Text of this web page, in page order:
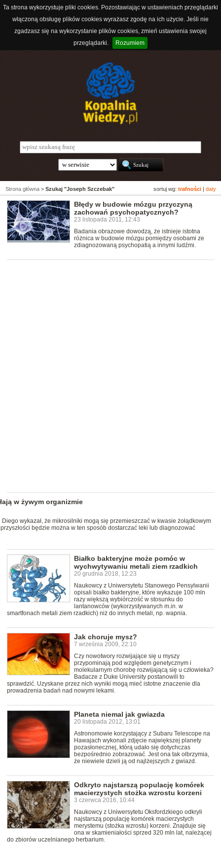
Ta strona wykorzystuje pliki cookies. Pozostawiając w ustawieniach przeglądarki
włączoną obsługę plików cookies wyrażasz zgodę na ich użycie. Jeśli nie
zgadzasz się na wykorzystanie plików cookies, zmień ustawienia swojej
przeglądarki.
Rozumiem
sortuj wg: trafności daty
Strona główna > Szukaj "Joseph Szczebak"
Błędy w budowie mózgu przyczyną
zachowań psychopatycznych?
23 listopada 2011, 12:43
Badania obrazowe dowodzą, że istnieje istotna
różnica w budowie mózgu pomiędzy osobami ze
zdiagnozowaną psychopatią a innymi ludźmi.
w żywym organizmie
wykazał, że mikrosilniki mogą się przemieszczać w kwasie żołądkowym
będzie można w ten sposób dostarczać leki lub diagnozować
Białko bakteryjne może pomóc w
wychwytywaniu metali ziem rzadkich
20 grudnia 2018, 12:23
Naukowcy z Uniwersytetu Stanowego Pensylwanii
opisali białko bakteryjne, które wykazuje 100 mln
razy większą wybiórczość w stosunku do
lantanowców (wykorzystywanych m.in. w
smartfonach metali ziem rzadkich) niż do innych metali, np. wapnia.
Jak choruje mysz?
7 września 2009, 22:10
Czy nowotwory rozwijające się u myszy
przypominają pod względem genetycznym i
molekularnym chorobę rozwijającą się u człowieka?
Badacze z Duke University postanowili to
sprawdzić. Uzyskane przez nich wyniki mogą mieć istotne znaczenie dla
prowadzenia badań nad nowymi lekami.
Planeta niemal jak gwiazda
20 listopada 2012, 13:01
Astronomowie korzystający z Subaru Telescope na
Hawajach wykonali zdjęcie największej planety
pozasłonecznej, którą udało się dotychczas
bezpośrednio zobrazować. Jest ona tak olbrzymia,
że niewiele dzieli ją od najlżejszych z gwiazd.
Odkryto najstarszą populację komórek
macierzystych stożka wzrostu korzeni
3 czerwca 2016, 10:44
Naukowcy z Uniwersytetu Oksfordzkiego odkryli
najstarszą populację komórek macierzystych
merystemu (stożka wzrostu) korzeni. Znajduje się
ona w skamieniałości sprzed 320 mln lat, należącej
do zbiorów uczelnianego herbarium.